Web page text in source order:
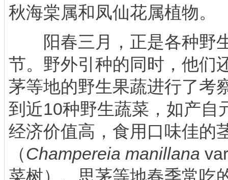
秋海棠属和凤仙花属植物。
阳春三月，正是各种野
节。野外引种的同时，他们
茅等地的野生果蔬进行了考
到近10种野生蔬菜，如产自
经济价值高，食用口味佳的
（Champereia manillana
菜树）、思茅等地春季常吃